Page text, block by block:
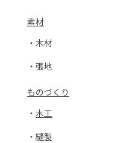
素材
・木材
・張地
ものづくり
・ 木工
・ 縫製